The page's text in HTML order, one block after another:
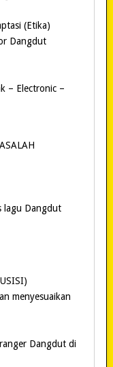
(Etika)
Dangdut
– Electronic –
lagu Dangdut
menyesuaikan
Dangdut di